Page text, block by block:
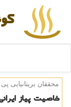
محققان بریتانیایی پی
خاصیت پیاز